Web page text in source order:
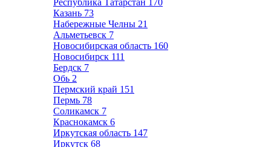
Республика Татарстан 170
Казань 73
Набережные Челны 21
Альметьевск 7
Новосибирская область 160
Новосибирск 111
Бердск 7
Обь 2
Пермский край 151
Пермь 78
Соликамск 7
Краснокамск 6
Иркутская область 147
Иркутск 68